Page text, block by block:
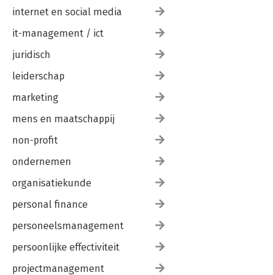
internet en social media
it-management / ict
juridisch
leiderschap
marketing
mens en maatschappij
non-profit
ondernemen
organisatiekunde
personal finance
personeelsmanagement
persoonlijke effectiviteit
projectmanagement